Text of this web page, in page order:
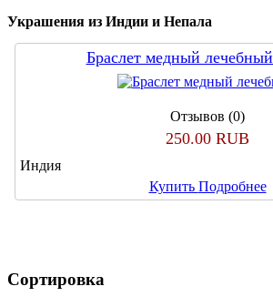
Украшения из Индии и Непала
Браслет медный лечебный
Отзывов (0)
250.00 RUB
Индия
Купить Подробнее
Сортировка